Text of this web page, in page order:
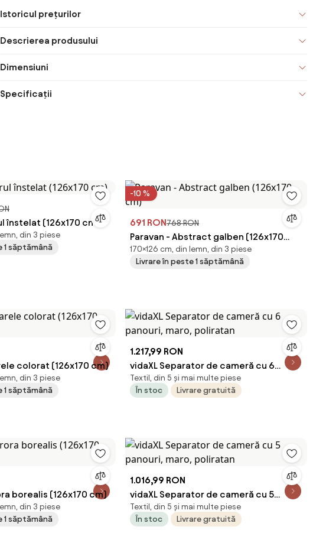
Istoricul prețurilor
Descrierea produsului
Dimensiuni
Specificații
înstelat (126x170 cm)
din 3 piese
1 săptămână
-10 %
691 RON768 RON
Paravan - Abstract galben (126x170
cm)
170×126 cm, din lemn, din 3 piese
Livrare în peste 1 săptămână
colorat (126x170 cm)
din 3 piese
1 săptămână
1.217,99 RON
vidaXL Separator de cameră cu 6
panouri, maro, poliratan
Textil, din 5 și mai multe piese
În stoc
Livrare gratuită
borealis (126x170 cm)
din 3 piese
1 săptămână
1.016,99 RON
vidaXL Separator de cameră cu 5
panouri, maro, poliratan
Textil, din 5 și mai multe piese
În stoc
Livrare gratuită